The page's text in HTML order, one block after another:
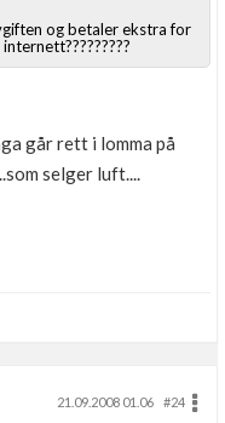
og betaler ekstra for
går rett i lomma på
selger luft....
21.09.2008 01.06
#24